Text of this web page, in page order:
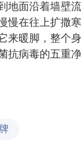
地面沿着墙壁
慢在往上扩撒
来暖脚，整个
抗病毒的五重